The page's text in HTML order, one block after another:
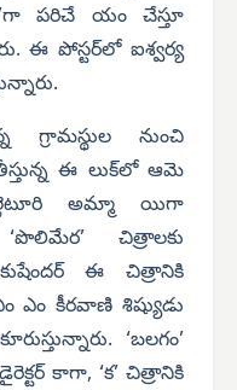
పరిచే యం చేస్తూ
ఈ పోస్టర్‌లో ఐశ్వర్య
గ్రామస్థుల నుంచి
తీస్తున్న ఈ లుక్‌లో ఆమె
అమ్మా యిగా
‘పొలిమేర’ చిత్రాలకు
ఈ చిత్రానికి
ఎం కీరవాణి శిష్యుడు
‘బలగం’
కాగా, ‘క’ చిత్రానికి